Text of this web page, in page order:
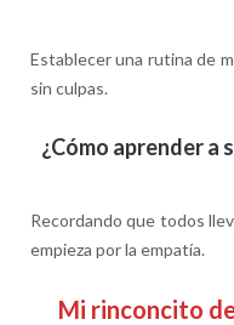
Establecer una rutina de
sin culpas.
¿Cómo aprender a
Recordando que todos
empieza por la empatía.
Mi rinconcito